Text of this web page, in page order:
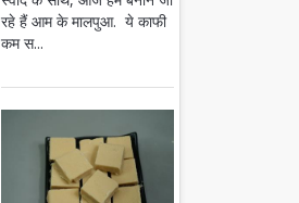
रहे हैं आम के मालपुआ. ये काफी
कम स...